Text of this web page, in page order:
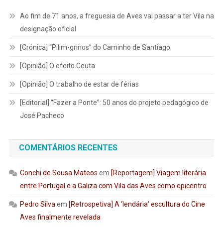
Ao fim de 71 anos, a freguesia de Aves vai passar a ter Vila na
designação oficial
[Crónica] “Pilim-grinos” do Caminho de Santiago
[Opinião] O efeito Ceuta
[Opinião] O trabalho de estar de férias
[Editorial] “Fazer a Ponte”: 50 anos do projeto pedagógico de
José Pacheco
COMENTÁRIOS RECENTES
Conchi de Sousa Mateos em [Reportagem] Viagem literária
entre Portugal e a Galiza com Vila das Aves como epicentro
Pedro Silvaem [Retrospetiva] A ‘lendária’ escultura do Cine
Aves finalmente revelada